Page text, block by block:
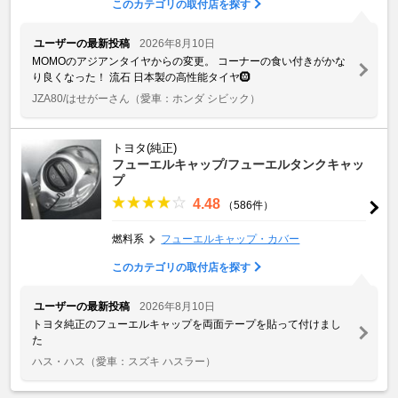
このカテゴリの取付店を探す
ユーザーの最新投稿
2026年8月10日
MOMOのアジアンタイヤからの変更。 コーナーの食い付きがかな
り良くなった！ 流石 日本製の高性能タイヤ🛞
JZA80/はせがーさん （愛車：ホンダ シビック）
トヨタ(純正)
フューエルキャップ/フューエルタンクキャッ
プ
4.48 （586件）
燃料系 フューエルキャップ・カバー
このカテゴリの取付店を探す
ユーザーの最新投稿
2026年8月10日
トヨタ純正のフューエルキャップを両面テープを貼って付けまし
た
ハス・ハス
（愛車：スズキ ハスラー）